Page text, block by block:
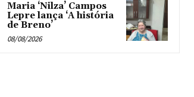
Maria ‘Nilza’ Campos
Lepre lança ‘A história
de Breno’
08/08/2026